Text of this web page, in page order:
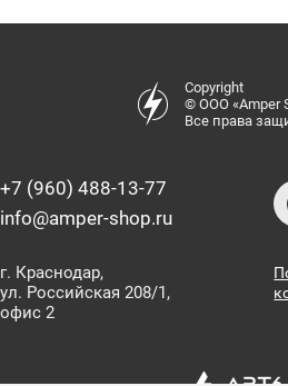
Copyright
© ООО «Amper
Все права
+7 (960) 488-13-77
info@amper-shop.ru
г. Краснодар,
ул. Российская 208/1,
офис 2